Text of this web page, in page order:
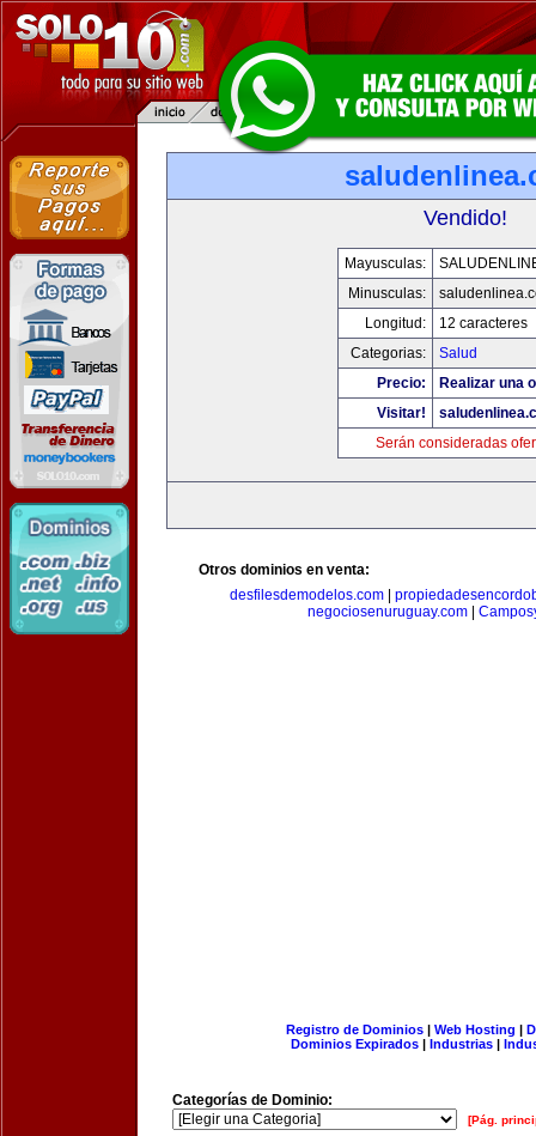
Vendido!
Mayusculas:
Minusculas:
Longitud:
12 caracteres
Categorias:
Salud
Precio:
Realizar una
Visitar!
Serán consideradas
Otros dominios en venta:
desfilesdemodelos.com|
negociosenuruguay.com|
Registro de Dominios| Web Hosting |
Dominios Expirados | Industrias |
Categorías de Dominio:
[Pág.